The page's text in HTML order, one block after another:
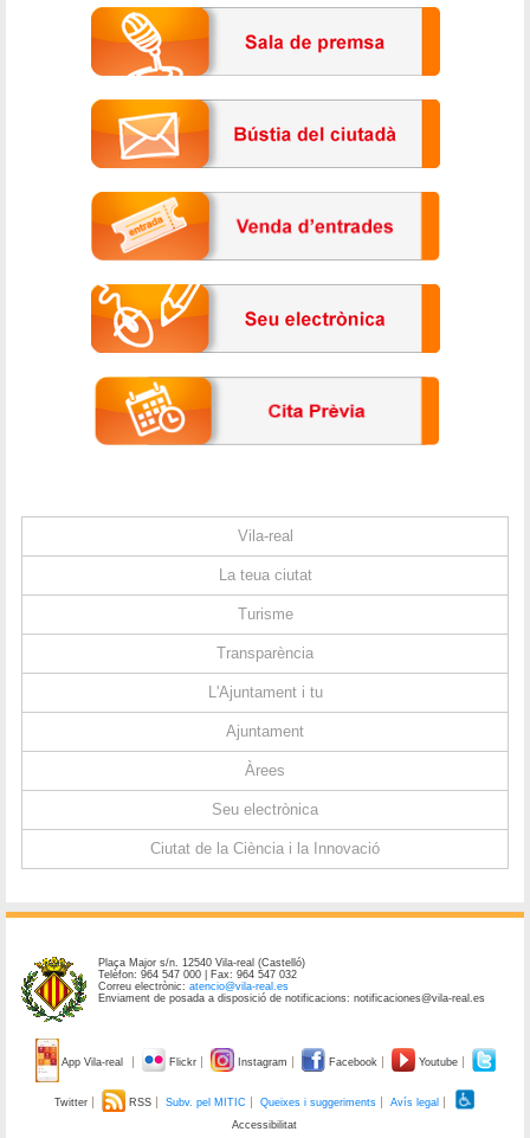
Vila-real
La teua ciutat
Turisme
Transparència
L'Ajuntament i tu
Ajuntament
Àrees
Seu electrònica
Ciutat de la Ciència i la Innovació
Plaça Major s/n. 12540 Vila-real (Castelló)
Telèfon: 964 547 000 | Fax: 964 547 032
Correu electrònic:atencio@vila-real.es
Enviament de posada a disposició de notificacions: notificaciones@vila-real.es
App Vila-real Flickr Instagram Facebook Youtube
Twitter RSS Subv. pel MITIC Queixes i suggeriments
Avís legal
Accessibilitat